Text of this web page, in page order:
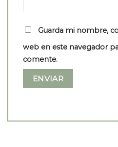
Guarda mi nombre,
web en este navegador
comente.